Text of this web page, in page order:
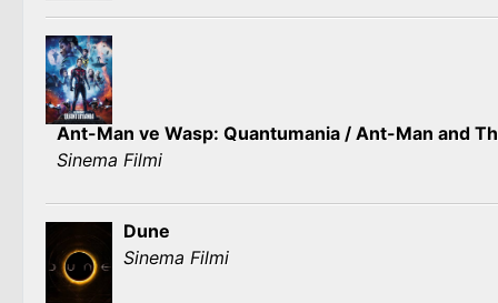
Ant-Man ve Wasp: Quantumania / Ant-Man and
Sinema Filmi
Dune
Sinema Filmi